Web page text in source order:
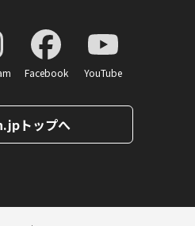
Facebook YouTube
トップへ